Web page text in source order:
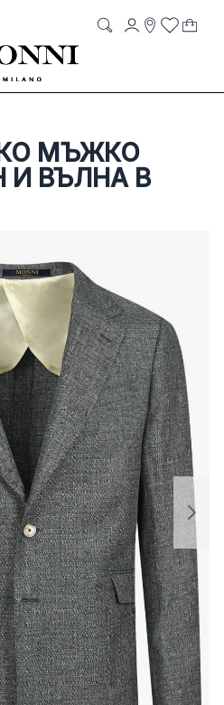
AccountWish List
My
МЪЖКО
И ВЪЛНА В